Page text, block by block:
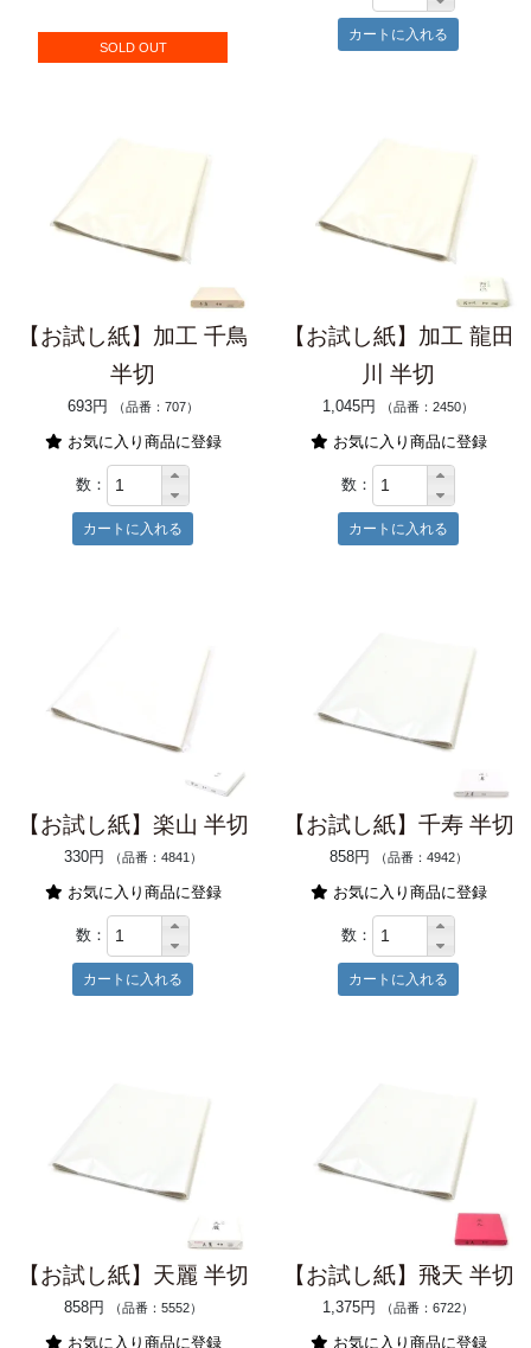
SOLD OUT
【お試し紙】加工 千鳥
半切
693円 （品番：707）
お気に入り商品に登録
数：
【お試し紙】加工 龍田
川 半切
1,045円 （品番：2450）
お気に入り商品に登録
数：
【お試し紙】楽山 半切
330円 （品番：4841）
お気に入り商品に登録
数：
【お試し紙】千寿 半切
858円 （品番：4942）
お気に入り商品に登録
数：
【お試し紙】天麗 半切
858円 （品番：5552）
お気に入り商品に登録
【お試し紙】飛天 半切
1,375円 （品番：6722）
お気に入り商品に登録